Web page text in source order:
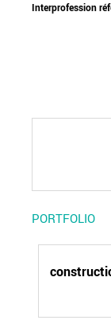
Interprofession
PORTFOLIO